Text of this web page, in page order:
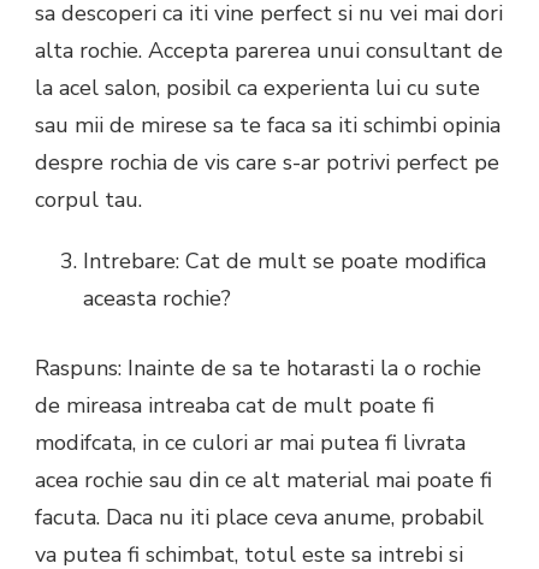
sa descoperi ca iti vine perfect si nu vei mai dori
alta rochie. Accepta parerea unui consultant de
la acel salon, posibil ca experienta lui cu sute
sau mii de mirese sa te faca sa iti schimbi opinia
despre rochia de vis care s-ar potrivi perfect pe
corpul tau.
Intrebare: Cat de mult se poate modifica
aceasta rochie?
Raspuns: Inainte de sa te hotarasti la o rochie
de mireasa intreaba cat de mult poate fi
modifcata, in ce culori ar mai putea fi livrata
acea rochie sau din ce alt material mai poate fi
facuta. Daca nu iti place ceva anume, probabil
va putea fi schimbat, totul este sa intrebi si